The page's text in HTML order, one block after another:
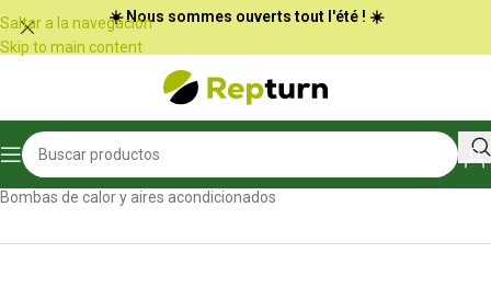
Panel de gestión de cookies
Saltar a la navegación
Skip to main content
☀️ Nous sommes ouverts tout l'été ! ☀️
Inicio/Calefacción, aire acondicionado y ventilación
Bombas de calor y aires acondicionados